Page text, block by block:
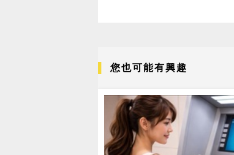
您也可能有興趣